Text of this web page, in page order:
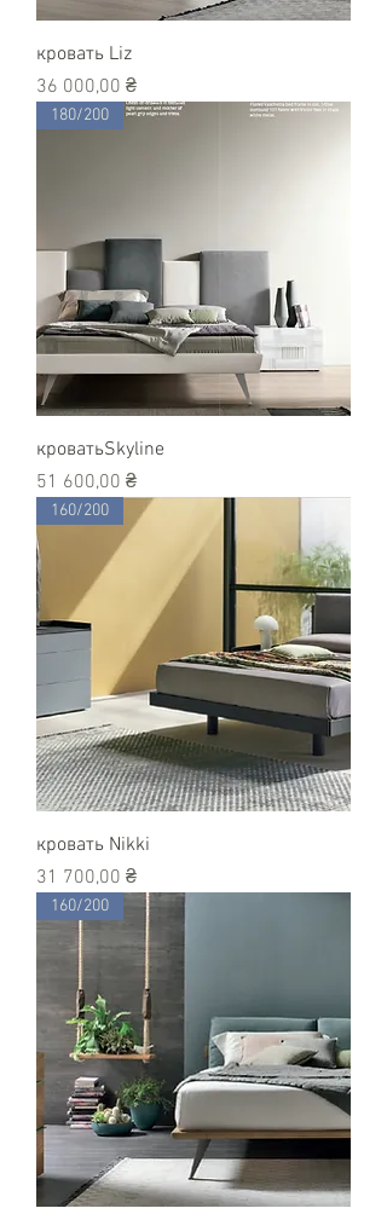
кровать Liz
Цена
36 000,00 ₴
180/200
кроватьSkyline
Цена
51 600,00 ₴
160/200
кровать Nikki
Цена
31 700,00 ₴
160/200